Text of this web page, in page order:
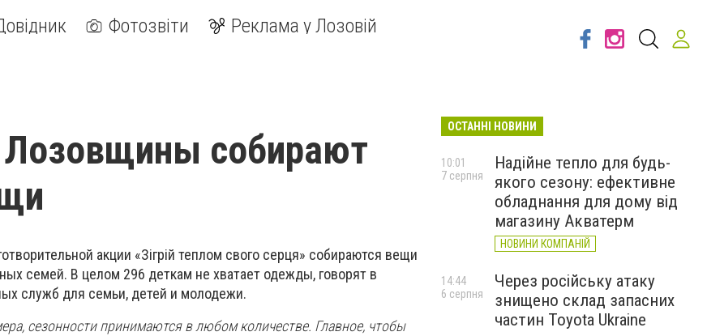
Фотозвіти Реклама у Лозовій
собирают
акции «Зігрій теплом свого серця» собираются вещи
семей. В целом 296 деткам не хватает одежды, говорят в
служб для семьи, детей и молодежи.
сезонности принимаются в любом количестве. Главное, чтобы
ОСТАННІ НОВИНИ
Надійне тепло для будь-
якого сезону: ефективне
обладнання для дому від
магазину Акватерм
НОВИНИ КОМПАНІЙ
10:01
7 серпня
Через російську атаку
знищено склад запасних
частин Toyota Ukraine
14:44
6 серпня